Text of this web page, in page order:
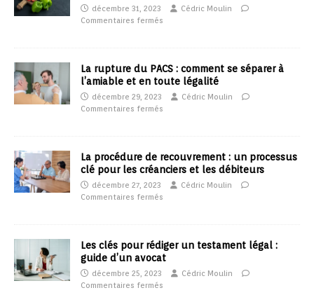
décembre 31, 2023
Cédric Moulin
Commentaires fermés
La rupture du PACS : comment se séparer à
l’amiable et en toute légalité
décembre 29, 2023
Cédric Moulin
Commentaires fermés
La procédure de recouvrement : un processus
clé pour les créanciers et les débiteurs
décembre 27, 2023
Cédric Moulin
Commentaires fermés
Les clés pour rédiger un testament légal :
guide d’un avocat
décembre 25, 2023
Cédric Moulin
Commentaires fermés